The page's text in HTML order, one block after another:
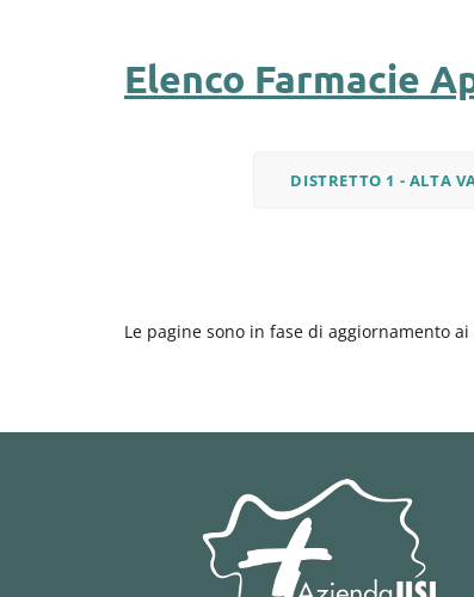
Elenco Farmacie
DISTRETTO 1 - ALTA
Le pagine sono in fase di aggiornamento